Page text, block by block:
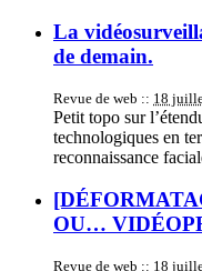
La
de demain.
Revue de web :: 18
Petit topo sur
technologiques en
reconnaissance
OU…
Revue de web :: 18